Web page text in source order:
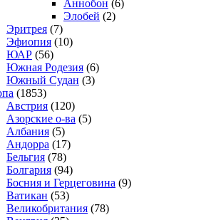
Аннобон (6)
Элобей (2)
Эритрея (7)
Эфиопия (10)
ЮАР (56)
Южная Родезия (6)
Южный Судан (3)
(1853)
Австрия (120)
Азорские о-ва (5)
Албания (5)
Андорра (17)
Бельгия (78)
Болгария (94)
Босния и Герцеговина (9)
Ватикан (53)
Великобритания (78)